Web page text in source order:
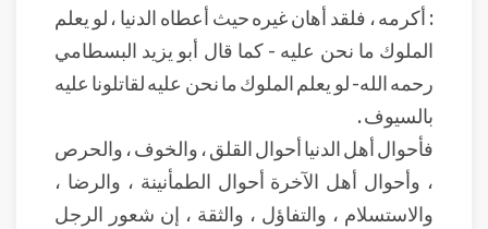
: أكرمه ، فلقد أهان غيره حيث أعطاه الدنيا ، لو يعلم
الملوك ما نحن عليه - كما قال أبو يزيد البسطامي
رحمه الله- لو يعلم الملوك ما نحن عليه لقاتلونا عليه
بالسيوف .
فأحوال أهل الدنيا أحوال القلق ، والخوف ، والحرص
، وأحوال أهل الآخرة أحوال الطمأنينة ، والرضا ،
والاستسلام ، والتفاؤل ، والثقة ، إن شعور الرجل